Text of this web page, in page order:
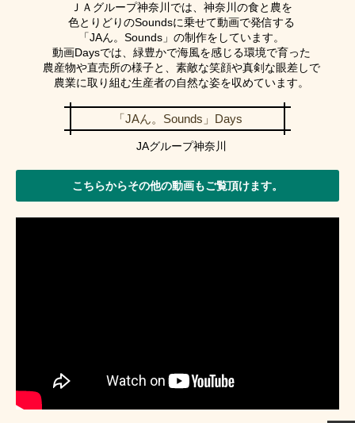
津波警報解除に伴う営業再開のお知らせ
2025年7月30日
JAバンクを装ったフィッシングメールにご注意ください
2025年7月25日
「法人JAネットバンク利用規定」の一部改正について
「振込規定」の一部改正について
2025年6月25日
信用事業諸手数料の改定について
ＪＡグループ神奈川では、神奈川の食と農を
色とりどりのSoundsに乗せて動画で発信する
「JAん。Sounds」の制作をしています。
動画Daysでは、緑豊かで海風を感じる環境で育った
農産物や直売所の様子と、素敵な笑顔や真剣な眼差しで
農業に取り組む生産者の自然な姿を収めています。
「JAん。Sounds」Days
JAグループ神奈川
こちらからその他の動画もご覧頂けます。